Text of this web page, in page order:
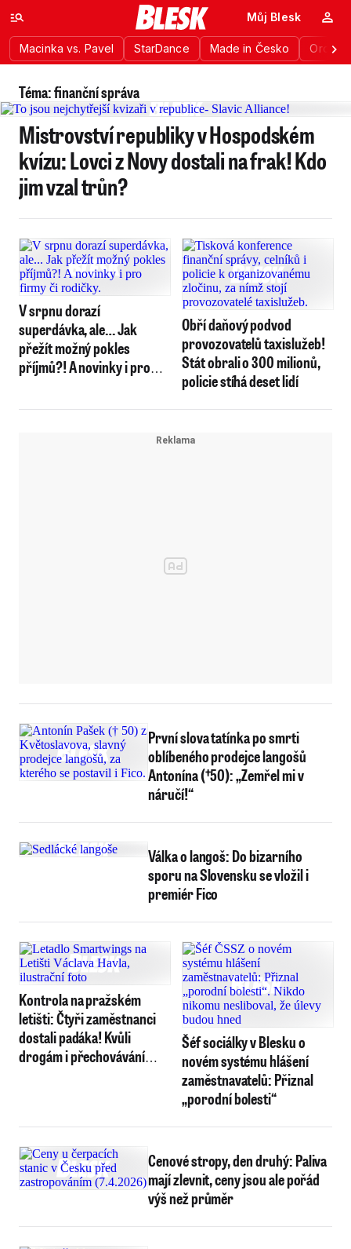
Macinka vs. Pavel StarDance Made in Česko
Můj Blesk
Téma: finanční správa
Mistrovství republiky v Hospodském
kvízu: Lovci z Novy dostali na frak! Kdo
jim vzal trůn?
V srpnu dorazí
superdávka, ale… Jak
přežít možný pokles
příjmů?! A novinky i pro
Obří daňový podvod
provozovatelů taxislužeb!
Stát obrali o 300 milionů,
policie stíhá deset lidí
První slova tatínka po smrti
oblíbeného prodejce langošů
Antonína (†50): „Zemřel mi v
náručí!“
Válka o langoš: Do bizarního
sporu na Slovensku se vložil i
premiér Fico
Kontrola na pražském
letišti: Čtyři zaměstnanci
dostali padáka! Kvůli
drogám i přechovávání
Šéf sociálky v Blesku o
novém systému hlášení
zaměstnavatelů: Přiznal
„porodní bolesti“
Cenové stropy, den druhý: Paliva
mají zlevnit, ceny jsou ale pořád
výš než průměr